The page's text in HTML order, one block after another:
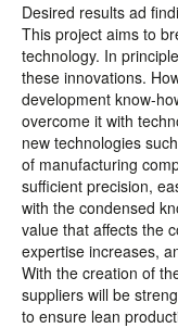
Desired results ad
This project aims to
technology. In
these innovations.
development know-
overcome it with
new technologies
of manufacturing
sufficient precision,
with the condensed
value that affects the
expertise increases,
With the creation of
suppliers will be
to ensure lean